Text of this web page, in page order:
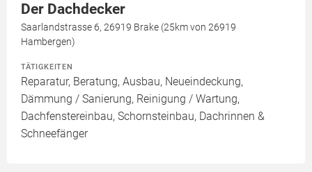
Der Dachdecker
Saarlandstrasse 6, 26919 Brake (25km von 26919
Hambergen)
TÄTIGKEITEN
Reparatur, Beratung, Ausbau, Neueindeckung,
Dämmung / Sanierung, Reinigung / Wartung,
Dachfenstereinbau, Schornsteinbau, Dachrinnen &
Schneefänger